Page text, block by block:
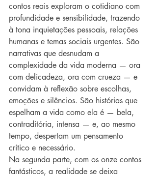
contos reais exploram o cotidiano com
profundidade e sensibilidade, trazendo
à tona inquietações pessoais, relações
humanas e temas sociais urgentes. São
narrativas que desnudam a
complexidade da vida moderna — ora
com delicadeza, ora com crueza — e
convidam à reflexão sobre escolhas,
emoções e silêncios. São histórias que
espelham a vida como ela é — bela,
contraditória, intensa — e, ao mesmo
tempo, despertam um pensamento
crítico e necessário.
Na segunda parte, com os onze contos
fantásticos, a realidade se deixa